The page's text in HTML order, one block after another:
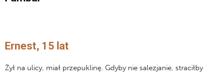
Ernest, 15 lat
Żył na ulicy, miał przepuklinę. Gdyby nie salezjanie, straciłby